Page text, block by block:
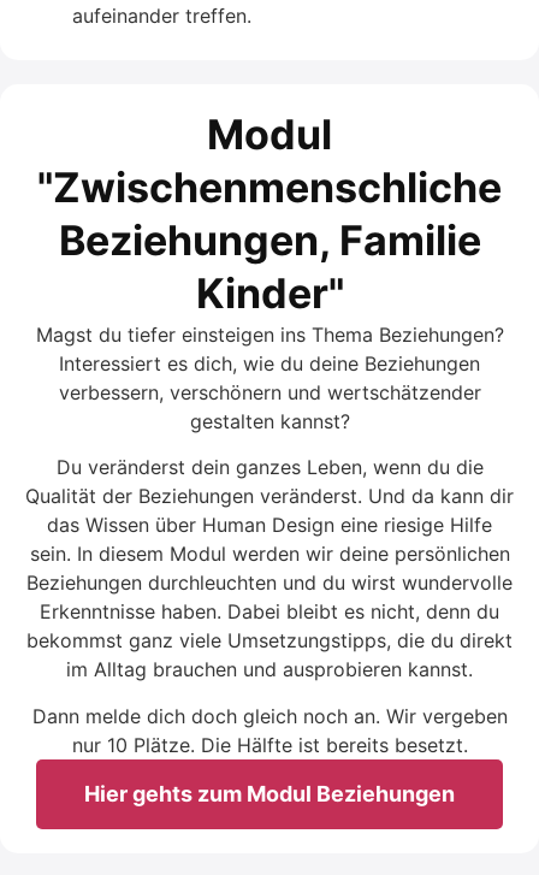
aufeinander treffen.
Modul
"Zwischenmenschliche
Beziehungen, Familie
Kinder"
Magst du tiefer einsteigen ins Thema Beziehungen?
Interessiert es dich, wie du deine Beziehungen
verbessern, verschönern und wertschätzender
gestalten kannst?
Du veränderst dein ganzes Leben, wenn du die
Qualität der Beziehungen veränderst. Und da kann dir
das Wissen über Human Design eine riesige Hilfe
sein. In diesem Modul werden wir deine persönlichen
Beziehungen durchleuchten und du wirst wundervolle
Erkenntnisse haben. Dabei bleibt es nicht, denn du
bekommst ganz viele Umsetzungstipps, die du direkt
im Alltag brauchen und ausprobieren kannst.
Dann melde dich doch gleich noch an. Wir vergeben
nur 10 Plätze. Die Hälfte ist bereits besetzt.
Hier gehts zum Modul Beziehungen